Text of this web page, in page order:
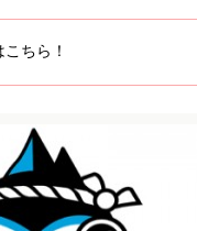
ちら！